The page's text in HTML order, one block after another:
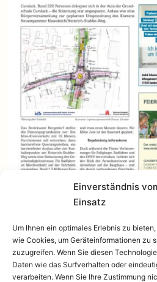
Einverständnis
Einsatz
Um Ihnen ein optimales Erlebnis zu
wie Cookies, um Geräteinformationen zu
zuzugreifen. Wenn Sie diesen
Daten wie das Surfverhalten oder
verarbeiten. Wenn Sie Ihre Zustimmung